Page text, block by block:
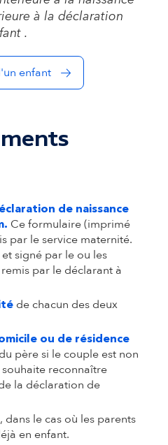
à la déclaration
.
enfant
de naissance
Ce formulaire (imprimé
par le service maternité.
signé par le ou les
par le déclarant à
de chacun des deux
ou de résidence
père si le couple est non
reconnaître
la déclaration de
, dans le cas où les parents
en enfant.